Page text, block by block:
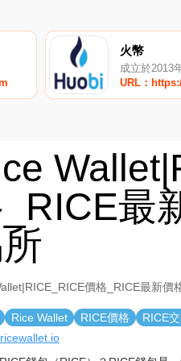
火幣
成立於2013
URL：
最
價格_RICE最新價
Rice Wallet RICE價格 RICE